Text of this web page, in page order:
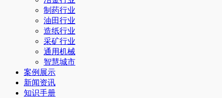
制药行业
油田行业
造纸行业
采矿行业
通用机械
智慧城市
案例展示
新闻资讯
知识手册